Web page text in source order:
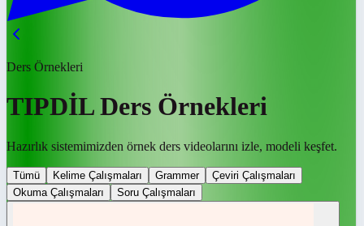
Ders Örnekleri
TIPDİL Ders Örnekleri
Hazırlık sistemimizden örnek ders videolarını izle, modeli keşfet.
Tümü Kelime Çalışmaları Grammer
Çeviri Çalışmaları
Okuma Çalışmaları
Soru Çalışmaları